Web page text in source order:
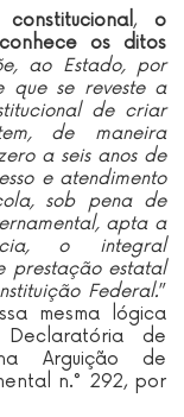
constitucional,o
os ditos
ao Estado, por
que se reveste a
de criar
de maneira
a seis anos de
e atendimento
sob pena de
apta a
o integral
prestação estatal
Federal.”
mesma lógica
de
Arguição de
n.° 292, por